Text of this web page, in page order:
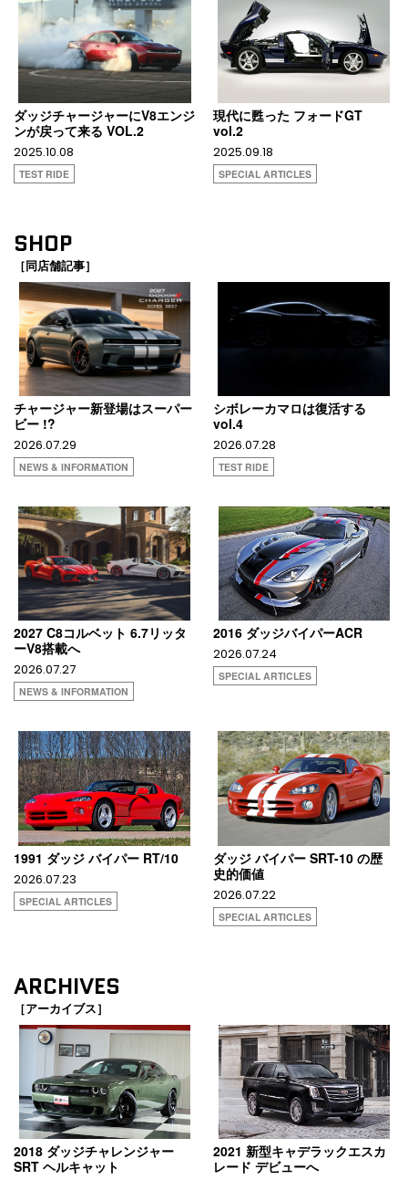
ダッジチャージャーにV8エンジ
ンが戻って来る VOL.2
2025.10.08
TEST RIDE
現代に甦った フォードGT
vol.2
2025.09.18
SPECIAL ARTICLES
SHOP
［同店舗記事］
チャージャー新登場はスーパー
ビー !?
2026.07.29
NEWS & INFORMATION
シボレーカマロは復活する
vol.4
2026.07.28
TEST RIDE
2027 C8コルベット 6.7リッタ
ーV8搭載へ
2026.07.27
NEWS & INFORMATION
2016 ダッジバイパーACR
2026.07.24
SPECIAL ARTICLES
1991 ダッジ バイパー RT/10
2026.07.23
SPECIAL ARTICLES
ダッジ バイパー SRT-10 の歴
史的価値
2026.07.22
SPECIAL ARTICLES
ARCHIVES
［アーカイブス］
2018 ダッジチャレンジャー
SRT ヘルキャット
2021 新型キャデラックエスカ
レード デビューへ